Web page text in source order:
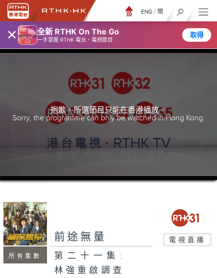
× 全新 RTHK On The Go
一手掌握 RTHK 電台、電視節目
取得
ENG / 簡
抱歉，所選節目只能在香港播放。
Sorry, the programme can only be watched in Hong Kong.
所有集數
前途無量 電視直播
第二十一集:
林強重啟調查